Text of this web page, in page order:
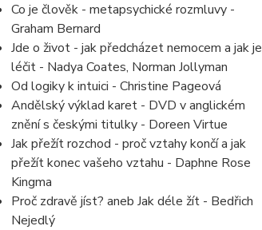
Co je člověk - metapsychické rozmluvy -
Graham Bernard
Jde o život - jak předcházet nemocem a jak je
léčit - Nadya Coates, Norman Jollyman
Od logiky k intuici - Christine Pageová
Andělský výklad karet - DVD v anglickém
znění s českými titulky - Doreen Virtue
Jak přežít rozchod - proč vztahy končí a jak
přežít konec vašeho vztahu - Daphne Rose
Kingma
Proč zdravě jíst? aneb Jak déle žít - Bedřich
Nejedlý